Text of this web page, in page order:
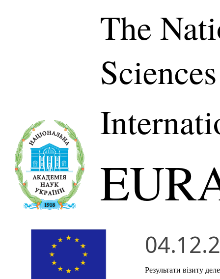
The
Результати візиту